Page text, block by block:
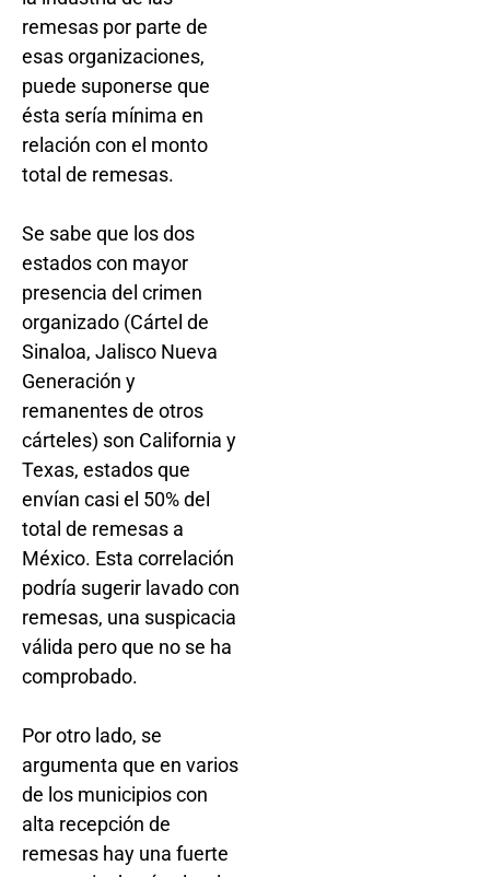
remesas por parte de
esas organizaciones,
puede suponerse que
ésta sería mínima en
relación con el monto
total de remesas.
Se sabe que los dos
estados con mayor
presencia del crimen
organizado (Cártel de
Sinaloa, Jalisco Nueva
Generación y
remanentes de otros
cárteles) son California y
Texas, estados que
envían casi el 50% del
total de remesas a
México. Esta correlación
podría sugerir lavado con
remesas, una suspicacia
válida pero que no se ha
comprobado.
Por otro lado, se
argumenta que en varios
de los municipios con
alta recepción de
remesas hay una fuerte